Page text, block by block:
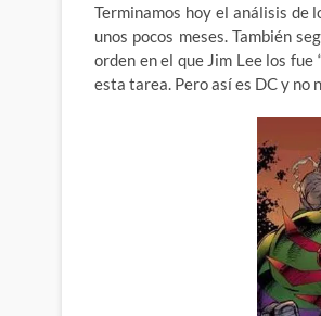
Terminamos hoy el análisis de
unos pocos meses. También
orden en el que Jim Lee los fue
esta tarea. Pero así es DC y no